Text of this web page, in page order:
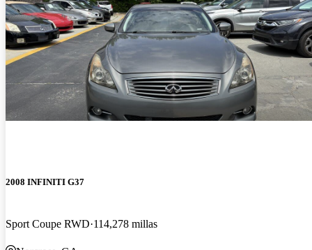
2008 INFINITI G37
Sport Coupe RWD 114,278 millas